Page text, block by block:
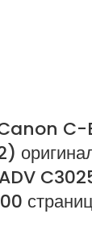
C-
страниц